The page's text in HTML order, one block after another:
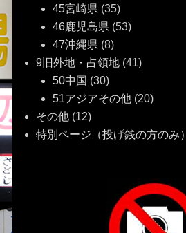
45宮崎県 (35)
46鹿児島県 (53)
47沖縄県 (8)
9旧外地・占領地(41)
50中国 (30)
51アジアその他(20)
その他(12)
特別ページ（投げ銭の方のみ）